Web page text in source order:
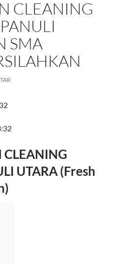
CLEANING
SMA
UTARA (Fresh